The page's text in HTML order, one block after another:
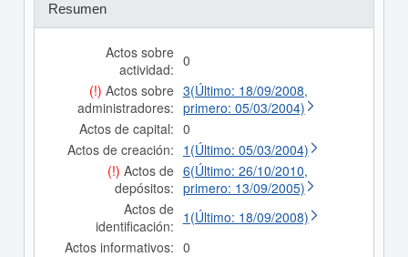
Resumen
Actos sobre
actividad: 0
(!) Actos sobre
administradores:
3(Último: 18/09/2008,
primero: 05/03/2004)
Actos de capital: 0
Actos de creación: 1(Último: 05/03/2004)
(!) Actos de
depósitos:
6(Último: 26/10/2010,
primero: 13/09/2005)
Actos de
identificación: 1(Último: 18/09/2008)
Actos informativos: 0